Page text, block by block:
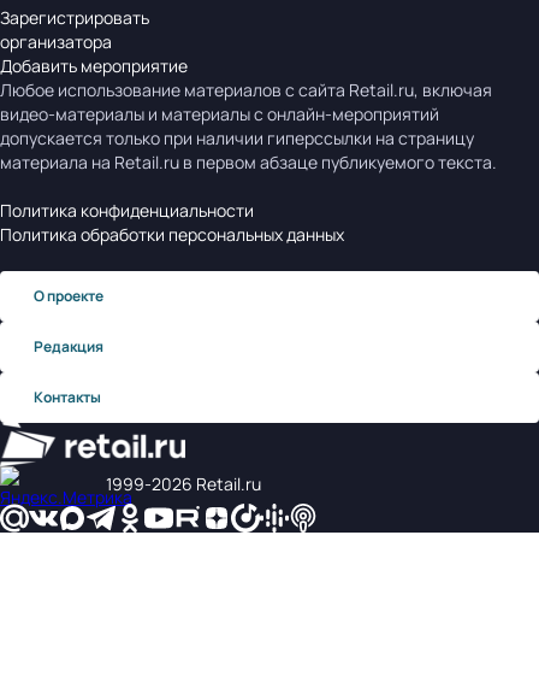
Зарегистрировать
организатора
Добавить мероприятие
Любое использование материалов с сайта Retail.ru, включая
видео-материалы и материалы с онлайн-мероприятий
допускается только при наличии гиперссылки на страницу
материала на Retail.ru в первом абзаце публикуемого текста.
Политика конфиденциальности
Политика обработки персональных данных
О проекте
Редакция
Контакты
1999‑2026 Retail.ru